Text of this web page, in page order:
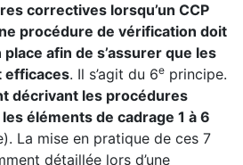
correctives lorsqu’un CCP
procédure de vérification doit
afin de s’assurer que les
efficaces. Il s’agit du 6e principe.
décrivant les procédures
éléments de cadrage 1 à 6
La mise en pratique de ces 7
détaillée lors d’une